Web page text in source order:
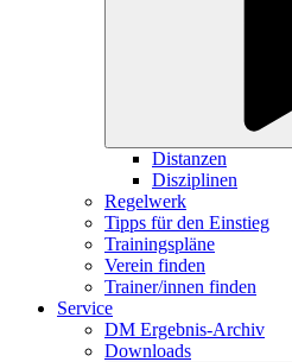
Distanzen
Disziplinen
Regelwerk
Tipps für den Einstieg
Trainingspläne
Verein finden
Trainer/innen finden
Service
DM Ergebnis-Archiv
Downloads